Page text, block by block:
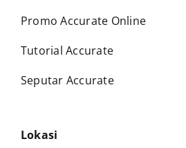
Promo Accurate Online
Tutorial Accurate
Seputar Accurate
Lokasi